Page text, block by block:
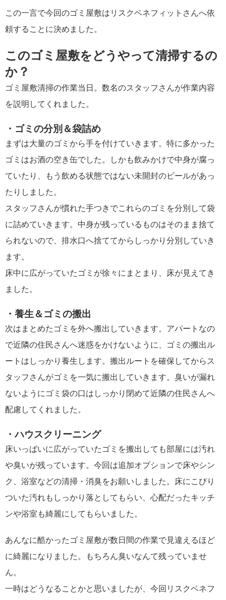
この一言で今回のゴミ屋敷はリスクベネフィットさんへ依
頼することに決めました。
このゴミ屋敷をどうやって清掃するの
か？
ゴミ屋敷清掃の作業当日。数名のスタッフさんが作業内容
を説明してくれました。
・ゴミの分別＆袋詰め
まずは大量のゴミから手を付けていきます。特に多かった
ゴミはお酒の空き缶でした。しかも飲みかけで中身が腐っ
ていたり、もう飲める状態ではない未開封のビールがあっ
たりしました。
スタッフさんが慣れた手つきでこれらのゴミを分別して袋
に詰めていきます。中身が残っているものはそのまま捨て
られないので、排水口へ捨ててからしっかり分別していき
ます。
床中に広がっていたゴミが徐々にまとまり、床が見えてき
ました。
・養生＆ゴミの搬出
次はまとめたゴミを外へ搬出していきます。アパートなの
で近隣の住民さんへ迷惑をかけないように、ゴミの搬出ル
ートはしっかり養生します。搬出ルートを確保してからス
タッフさんがゴミを一気に搬出していきます。臭いが漏れ
ないようにゴミ袋の口はしっかり閉めて近隣の住民さんへ
配慮してくれました。
・ハウスクリーニング
床いっぱいに広がっていたゴミを搬出しても部屋には汚れ
や臭いが残っています。今回は追加オプションで床やシン
ク、浴室などの清掃・消臭をお願いしました。床にこびり
ついた汚れもしっかり落としてもらい、心配だったキッチ
ンや浴室も綺麗にしてもらいました。
あんなに酷かったゴミ屋敷が数日間の作業で見違えるほど
に綺麗になりました。もちろん臭いなんて残っていませ
ん。
一時はどうなることかと思いましたが、今回リスクベネフ